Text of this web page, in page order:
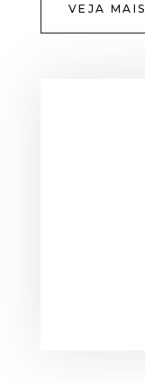
VEJA MAIS